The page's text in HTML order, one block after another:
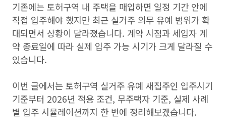
기존에는 토허구역 내 주택을 매입하면 일정 기간 안에
직접 입주해야 했지만 최근 실거주 의무 유예 범위가 확
대되면서 상황이 달라졌습니다. 계약 시점과 세입자 계
약 종료일에 따라 실제 입주 가능 시기가 크게 달라질 수
있습니다.
이번 글에서는 토허구역 실거주 유예 새집주인 입주시기
기준부터 2026년 적용 조건, 무주택자 기준, 실제 사례
별 입주 시뮬레이션까지 한 번에 정리해보겠습니다.